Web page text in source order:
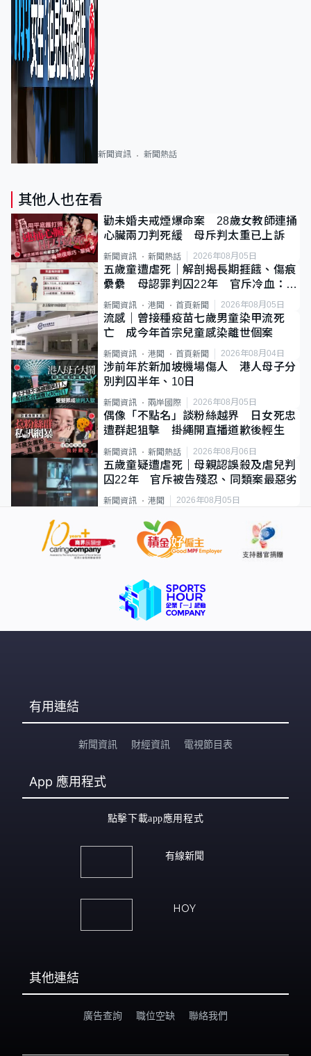
新聞資訊 新聞熱話
其他人也在看
勸未婚夫戒煙爆命案 28歲女教師連捅
心臟兩刀判死緩 母斥判太重已上訴
新聞資訊 新聞熱話 2026年08月05日
五歲童遭虐死｜解剖揭長期捱餓、傷痕
纍纍 母認罪判囚22年 官斥冷血：同
類案最惡劣
新聞資訊 港聞 首頁新聞 2026年08月05日
流感｜曾接種疫苗七歲男童染甲流死
亡 成今年首宗兒童感染離世個案
新聞資訊 港聞 首頁新聞 2026年08月04日
涉前年於新加坡機場傷人 港人母子分
別判囚半年、10日
新聞資訊 兩岸國際 2026年08月05日
偶像「不點名」談粉絲越界 日女死忠
遭群起狙擊 掛繩開直播道歉後輕生
新聞資訊 新聞熱話 2026年08月06日
五歲童疑遭虐死｜母親認誤殺及虐兒判
囚22年 官斥被告殘忍、同類案最惡劣
新聞資訊 港聞 2026年08月05日
有用連結
新聞資訊 財經資訊 電視節目表
App 應用程式
點擊下載app應用程式
有線新聞
HOY
其他連結
廣告查詢 職位空缺 聯絡我們